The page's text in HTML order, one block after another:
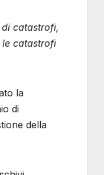
catastrofi,
le catastrofi
la
di
della